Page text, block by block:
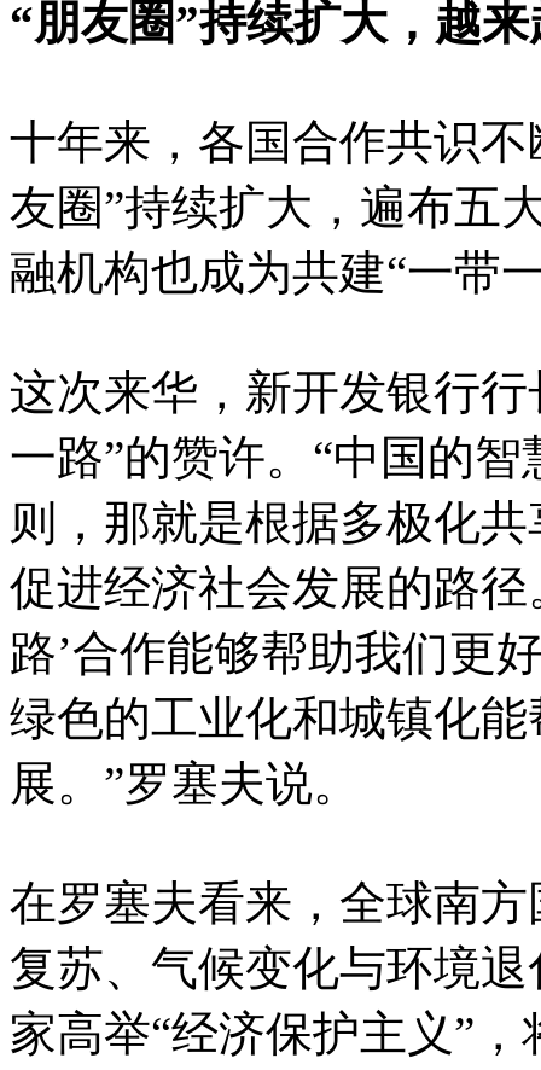
“朋友圈”持续扩大，越
十年来，各国合作共识
友圈”持续扩大，遍布五
融机构也成为共建“一带
这次来华，新开发银行
一路”的赞许。“中国的
则，那就是根据多极化
促进经济社会发展的路
路’合作能够帮助我们更
绿色的工业化和城镇化
展。”罗塞夫说。
在罗塞夫看来，全球南
复苏、气候变化与环境
家高举“经济保护主义”